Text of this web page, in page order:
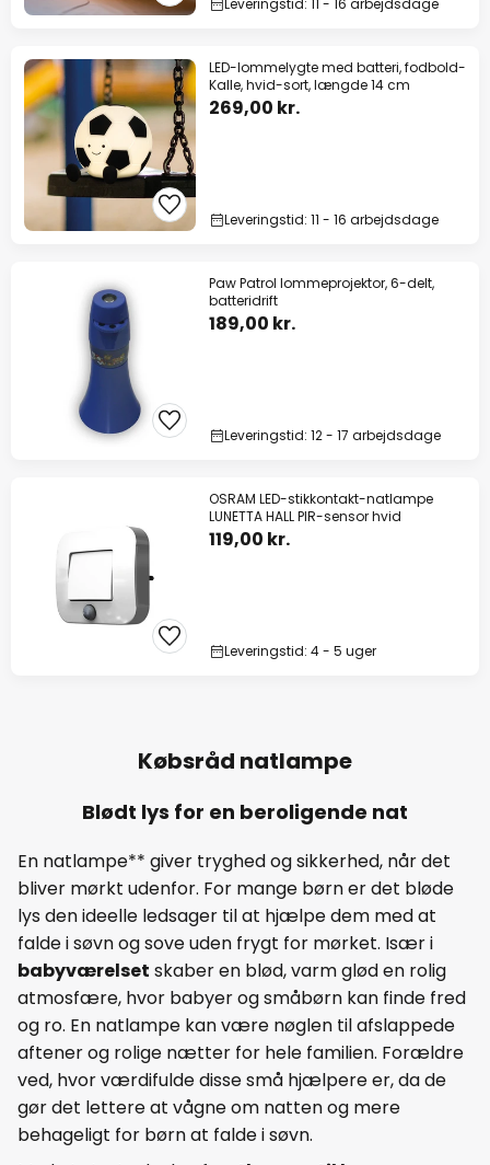
Leveringstid: 11 - 16 arbejdsdage
LED-lommelygte med batteri, fodbold-
Kalle, hvid-sort, længde 14 cm
269,00 kr.
Leveringstid: 11 - 16 arbejdsdage
Paw Patrol lommeprojektor, 6-delt,
batteridrift
189,00 kr.
Leveringstid: 12 - 17 arbejdsdage
OSRAM LED-stikkontakt-natlampe
LUNETTA HALL PIR-sensor hvid
119,00 kr.
Leveringstid: 4 - 5 uger
Købsråd natlampe
Blødt lys for en beroligende nat
En natlampe** giver tryghed og sikkerhed, når det
bliver mørkt udenfor. For mange børn er det bløde
lys den ideelle ledsager til at hjælpe dem med at
falde i søvn og sove uden frygt for mørket. Især i
babyværelset skaber en blød, varm glød en rolig
atmosfære, hvor babyer og småbørn kan finde fred
og ro. En natlampe kan være nøglen til afslappede
aftener og rolige nætter for hele familien. Forældre
ved, hvor værdifulde disse små hjælpere er, da de
gør det lettere at vågne om natten og mere
behageligt for børn at falde i søvn.